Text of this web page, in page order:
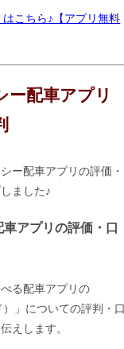
こちら♪【アプリ無料
ー配車アプリ
ー配車アプリの評価・
ました♪
アプリの評価・口
る配車アプリの
）」についての評判・口
えします。